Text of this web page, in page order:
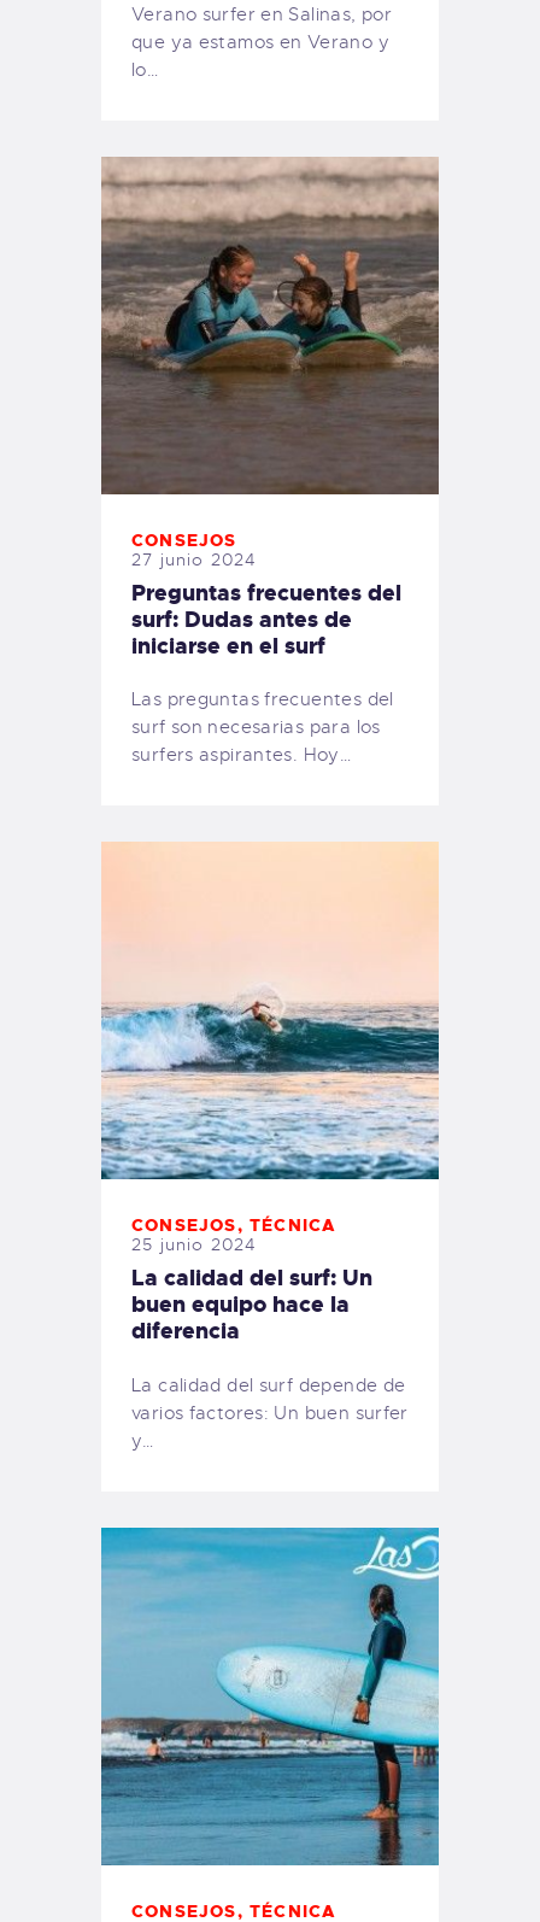
Verano surfer en Salinas, por
que ya estamos en Verano y
lo…
CONSEJOS
27 junio 2024
Preguntas frecuentes del
surf: Dudas antes de
iniciarse en el surf
Las preguntas frecuentes del
surf son necesarias para los
surfers aspirantes. Hoy…
CONSEJOS,TÉCNICA
25 junio 2024
La calidad del surf: Un
buen equipo hace la
diferencia
La calidad del surf depende de
varios factores: Un buen surfer
y…
CONSEJOS,TÉCNICA